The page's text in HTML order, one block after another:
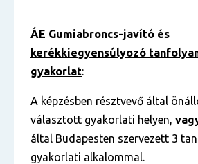
ÁE Gumiabroncs-javító és
kerékkiegyensúlyozó
gyakorlat:
A képzésben résztvevő által
választott gyakorlati helyen,
által Budapesten szervezett 3
gyakorlati alkalommal.